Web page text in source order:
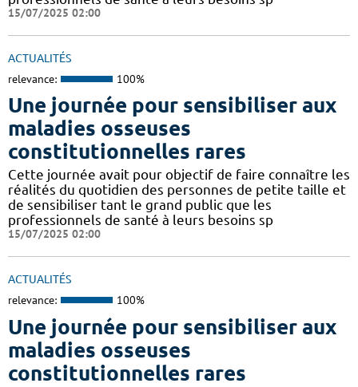
15/07/2025 02:00
ACTUALITÉS
relevance: 100%
Une journée pour sensibiliser aux
maladies osseuses
constitutionnelles rares
Cette journée avait pour objectif de faire connaître les
réalités du quotidien des personnes de petite taille et
de sensibiliser tant le grand public que les
professionnels de santé à leurs besoins sp
15/07/2025 02:00
ACTUALITÉS
relevance: 100%
Une journée pour sensibiliser aux
maladies osseuses
constitutionnelles rares